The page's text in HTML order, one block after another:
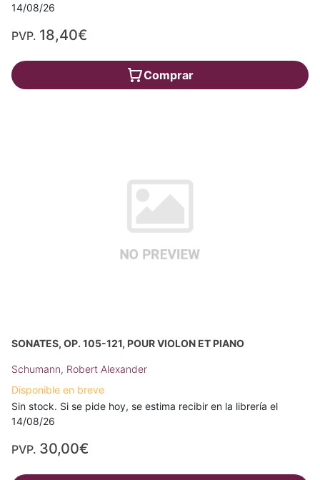
14/08/26
PVP. 18,40€
Comprar
SONATES, OP. 105-121, POUR VIOLON ET PIANO
Schumann, Robert Alexander
Disponible en breve
Sin stock. Si se pide hoy, se estima recibir en la librería el
14/08/26
PVP. 30,00€